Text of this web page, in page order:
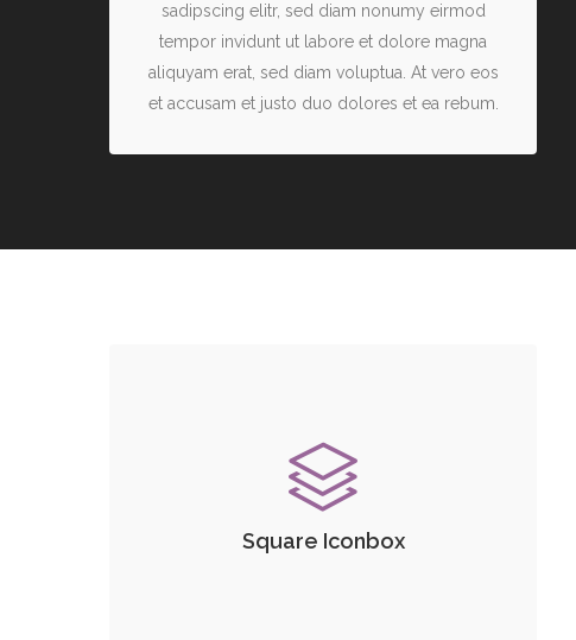
sadipscing elitr, sed diam nonumy eirmod
tempor invidunt ut labore et dolore magna
aliquyam erat, sed diam voluptua. At vero eos
et accusam et justo duo dolores et ea rebum.
Square Iconbox
Lorem ipsum dolor sit amet, consetetur
sadipscing elitr, sed diam nonumy eirmod
aliquyam erat, sed diam voluptua. At vero eos